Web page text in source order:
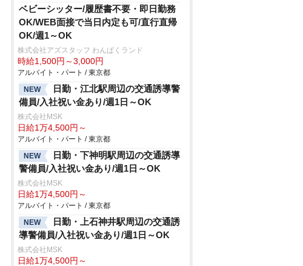
ベビーシッター/履歴書不要・即日勤務
OK/WEB面接で当日内定も可/直行直帰
OK/週1～OK
株式会社アズスタッフ わんぱくランド
時給1,500円～3,000円
アルバイト・パート / 東京都
NEW
日勤・江北駅周辺の交通誘導警
備員/入社祝い金あり/週1日～OK
株式会社MSK
日給1万4,500円～
アルバイト・パート / 東京都
NEW
日勤・下神明駅周辺の交通誘導
警備員/入社祝い金あり/週1日～OK
株式会社MSK
日給1万4,500円～
アルバイト・パート / 東京都
NEW
日勤・上石神井駅周辺の交通誘
導警備員/入社祝い金あり/週1日～OK
株式会社MSK
日給1万4,500円～